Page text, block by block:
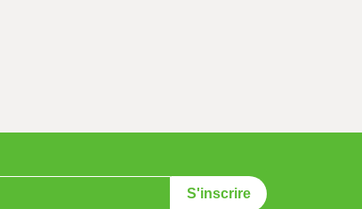
S'inscrire